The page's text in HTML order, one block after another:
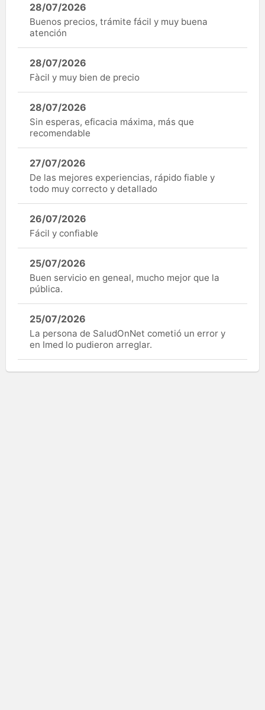
28/07/2026
Buenos precios, trámite fácil y muy buena
atención
28/07/2026
Fàcil y muy bien de precio
28/07/2026
Sin esperas, eficacia máxima, más que
recomendable
27/07/2026
De las mejores experiencias, rápido fiable y
todo muy correcto y detallado
26/07/2026
Fácil y confiable
25/07/2026
Buen servicio en geneal, mucho mejor que la
pública.
25/07/2026
La persona de SaludOnNet cometió un error y
en Imed lo pudieron arreglar.